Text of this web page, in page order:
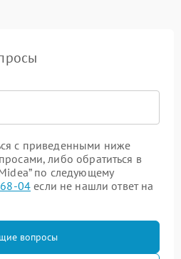
с приведенными ниже
либо обратиться в
по следующему
04 если не нашли ответ на
вопросы